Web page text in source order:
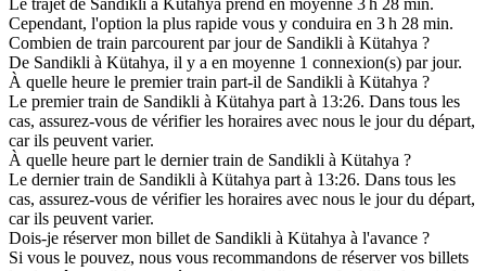
Cependant, l'option la plus rapide vous y conduira en 3 h 28 min.
Combien de train parcourent par jour de Sandikli à Kütahya ?
De Sandikli à Kütahya, il y a en moyenne 1 connexion(s) par jour.
À quelle heure le premier train part-il de Sandikli à Kütahya ?
Le premier train de Sandikli à Kütahya part à 13:26. Dans tous les
cas, assurez-vous de vérifier les horaires avec nous le jour du départ,
car ils peuvent varier.
À quelle heure part le dernier train de Sandikli à Kütahya ?
Le dernier train de Sandikli à Kütahya part à 13:26. Dans tous les
cas, assurez-vous de vérifier les horaires avec nous le jour du départ,
car ils peuvent varier.
Dois-je réserver mon billet de Sandikli à Kütahya à l'avance ?
Si vous le pouvez, nous vous recommandons de réserver vos billets